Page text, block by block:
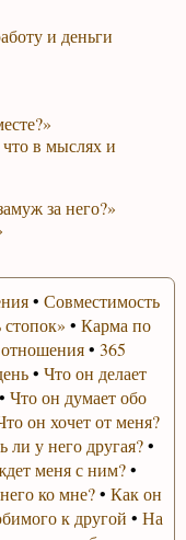
и деньги
что в мыслях и
за него?»
• Совместимость
• Карма по
•365
• Что он делает
•Что он думает обо
он хочет от меня?
ли у него другая?•
меня с ним?•
ко мне?• Как он
к другой • На